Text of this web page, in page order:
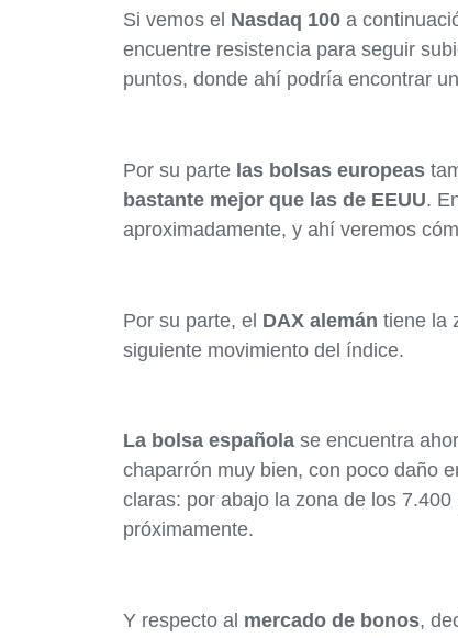
Si vemos el Nasdaq 100 a
encuentre resistencia para seguir
puntos, donde ahí podría encontrar
Por su parte las bolsas europeas
bastante mejor que las de EEUU.
aproximadamente, y ahí veremos
Por su parte, el DAX alemán tiene la
siguiente movimiento del índice.
La bolsa española se encuentra
chaparrón muy bien, con poco daño
claras: por abajo la zona de los
próximamente.
Y respecto al mercado de bonos,